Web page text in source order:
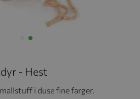
- Hest
i duse fine farger.